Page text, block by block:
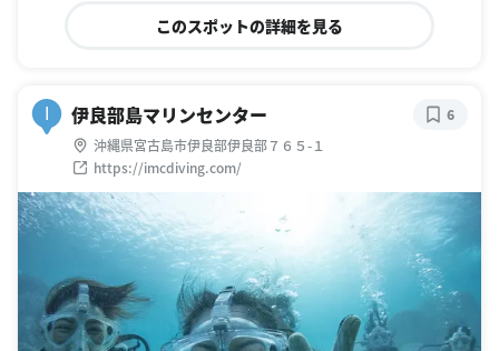
このスポットの詳細を見る
I 伊良部島マリンセンター
沖縄県宮古島市伊良部伊良部７６５-１
https://imcdiving.com/
6